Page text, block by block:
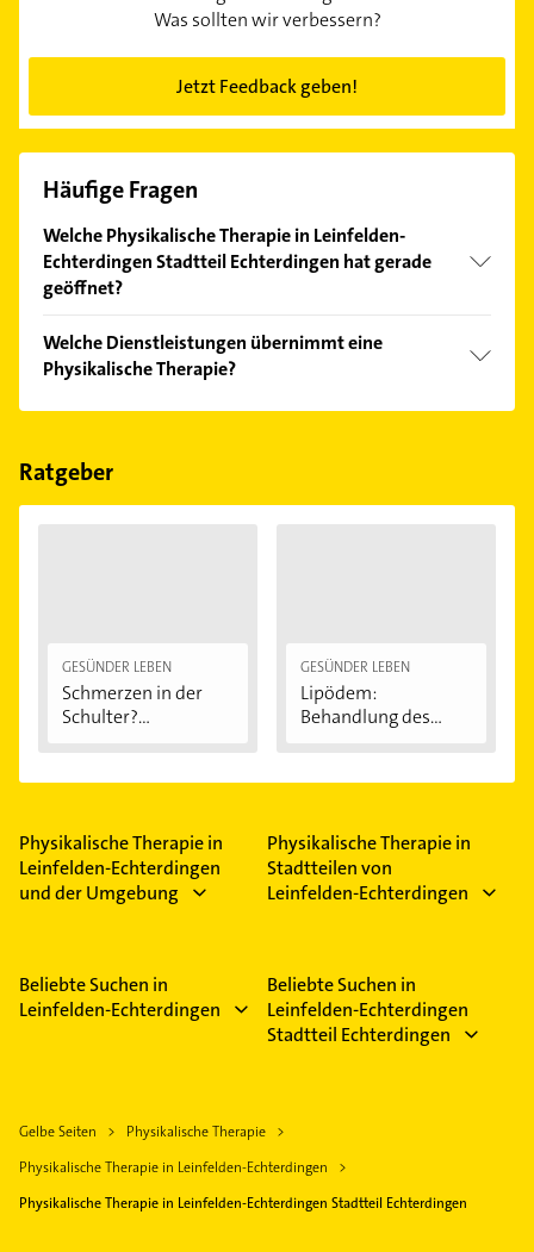
Was sollten wir verbessern?
Jetzt Feedback geben!
Häufige Fragen
Welche Physikalische Therapie in Leinfelden-
Echterdingen Stadtteil Echterdingen hat gerade
geöffnet?
Bitte beachten Sie, dass diese an Sonn- und
Feiertagen abweichen können.
Welche Dienstleistungen übernimmt eine
Physikalische Therapie?
Folgende Leistungen werden angeboten:
krankengymnastik und massage.
Ratgeber
GESÜNDER LEBEN
Schmerzen in der
Schulter?
GESÜNDER LEBEN
Lipödem:
Behandlung des
Physikalische Therapie in
Leinfelden-Echterdingen
und der Umgebung
Physikalische Therapie in
Stadtteilen von
Leinfelden-Echterdingen
Beliebte Suchen in
Leinfelden-Echterdingen
Beliebte Suchen in
Leinfelden-Echterdingen
Stadtteil Echterdingen
Gelbe Seiten
Physikalische Therapie
Physikalische Therapie in Leinfelden-Echterdingen
Physikalische Therapie in Leinfelden-Echterdingen Stadtteil Echterdingen